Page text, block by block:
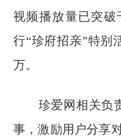
视频播放量已突
行“珍府招亲”特别
万。
珍爱网相关负责
事，激励用户分享